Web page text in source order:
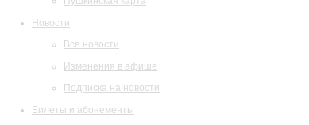
Новости
Все новости
Изменения в афише
Подписка на новости
Билеты и абонементы